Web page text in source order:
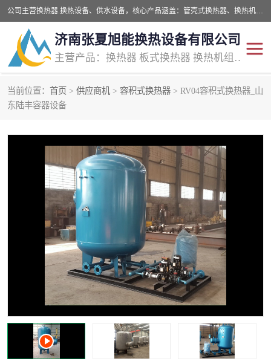
公司主营换热器.换热设备、供水设备，核心产品涵盖：管壳式换热器、换热机组、不锈钢组合式水箱、水处理设备等，提供非标设备集生产、销售、安装一体化服务，可满足全国酒店、学校、医院、商业综合体、工业项目等多场景换热与供水需求。
济南张夏旭能换热设备有限公司
主营产品：换热器 板式换热器 换热机组 供水设备 水处理设备
当前位置： 首页 > 供应商机 > 容积式换热器 > RV04容积式换热器_山
东陆丰容器设备
管壳式换热器
汽水换热机组 板式换热设备
板式换热机组 定压补水装置
囊式膨胀水箱 水处理器设备
智能供水设备 锅炉辅机设备
非标加工设备